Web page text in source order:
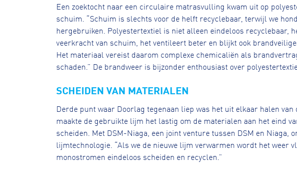
Een zoektocht naar een circulaire matrasvulling kwam uit op
schuim. “Schuim is slechts voor de helft recyclebaar, terwijl we
hergebruiken. Polyestertextiel is niet alleen eindeloos recyclebaar,
veerkracht van schuim, het ventileert beter en blijkt ook
Het materiaal vereist daarom complexe chemicaliën als
schaden.” De brandweer is bijzonder enthousiast over
SCHEIDEN VAN MATERIALEN
Derde punt waar Doorlag tegenaan liep was het uit elkaar halen
maakte de gebruikte lijm het lastig om de materialen aan het eind
scheiden. Met DSM-Niaga, een joint venture tussen DSM en Niaga,
lijmtechnologie. “Als we de nieuwe lijm verwarmen wordt het weer
monostromen eindeloos scheiden en recyclen.”